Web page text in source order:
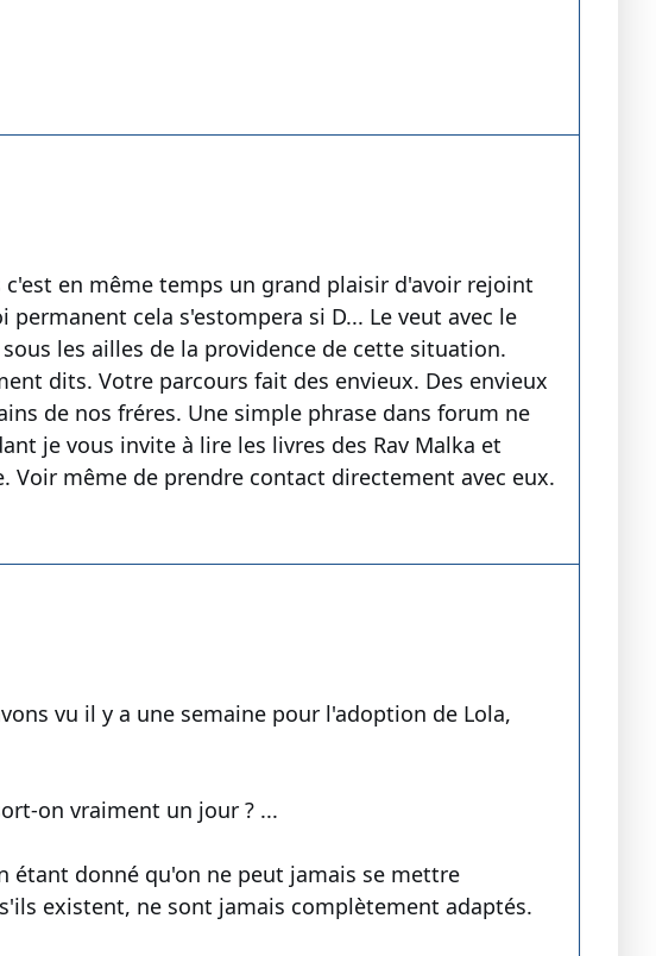
en même temps un grand plaisir d'avoir rejoint
cela s'estompera si D... Le veut avec le
les ailles de la providence de cette situation.
dits. Votre parcours fait des envieux. Des envieux
de nos fréres. Une simple phrase dans forum ne
je vous invite à lire les livres des Rav Malka et
même de prendre contact directement avec eux.
vu il y a une semaine pour l'adoption de Lola,
on vraiment un jour ? ...
étant donné qu'on ne peut jamais se mettre
existent, ne sont jamais complètement adaptés.